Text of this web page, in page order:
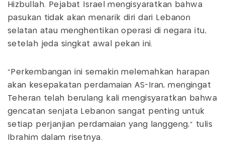
Hizbullah. Pejabat Israel mengisyaratkan bahwa
pasukan tidak akan menarik diri dari Lebanon
selatan atau menghentikan operasi di negara itu,
setelah jeda singkat awal pekan ini.
“Perkembangan ini semakin melemahkan harapan
akan kesepakatan perdamaian AS-Iran, mengingat
Teheran telah berulang kali mengisyaratkan bahwa
gencatan senjata Lebanon sangat penting untuk
setiap perjanjian perdamaian yang langgeng,” tulis
Ibrahim dalam risetnya.